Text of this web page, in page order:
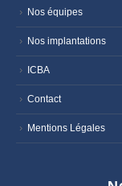
Nos équipes
Nos implantations
ICBA
Contact
Mentions Légales